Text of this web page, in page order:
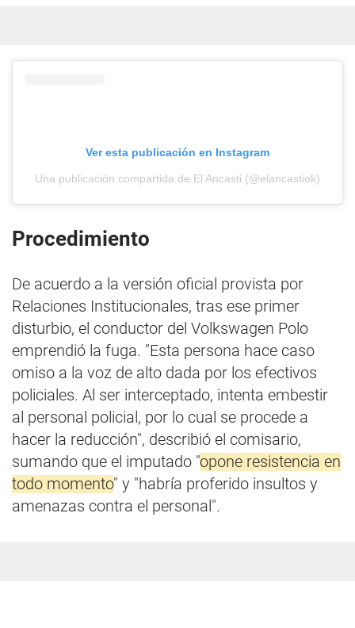
Ver esta publicación en Instagram
Una publicación compartida de El Ancasti (@elancastiok)
Procedimiento
De acuerdo a la versión oficial provista por
Relaciones Institucionales, tras ese primer
disturbio, el conductor del Volkswagen Polo
emprendió la fuga. "Esta persona hace caso
omiso a la voz de alto dada por los efectivos
policiales. Al ser interceptado, intenta embestir
al personal policial, por lo cual se procede a
hacer la reducción", describió el comisario,
sumando que el imputado "opone resistencia en
todo momento" y "habría proferido insultos y
amenazas contra el personal".